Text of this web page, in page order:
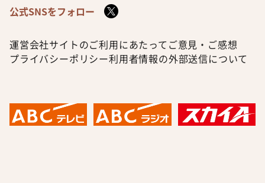
公式SNSをフォロー
運営会社サイトのご利用にあたって ご意見・ご感想
プライバシーポリシー利用者情報の外部送信について